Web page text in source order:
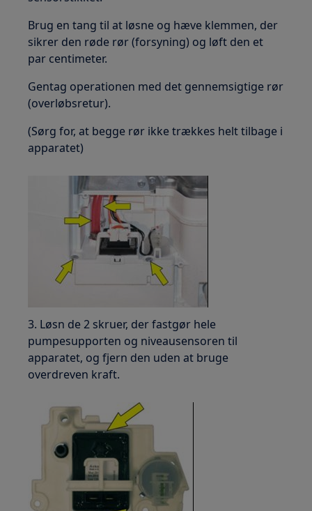
Brug en tang til at løsne og hæve klemmen, der
sikrer den røde rør (forsyning) og løft den et
par centimeter.
Gentag operationen med det gennemsigtige rør
(overløbsretur).
(Sørg for, at begge rør ikke trækkes helt tilbage i
apparatet)
3. Løsn de 2 skruer, der fastgør hele
pumpesupporten og niveausensoren til
apparatet, og fjern den uden at bruge
overdreven kraft.